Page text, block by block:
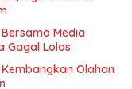
Media
Gagal Lolos
Olahan